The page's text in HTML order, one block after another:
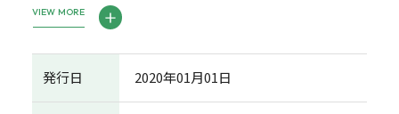
VIEW MORE
発行日 2020年01月01日